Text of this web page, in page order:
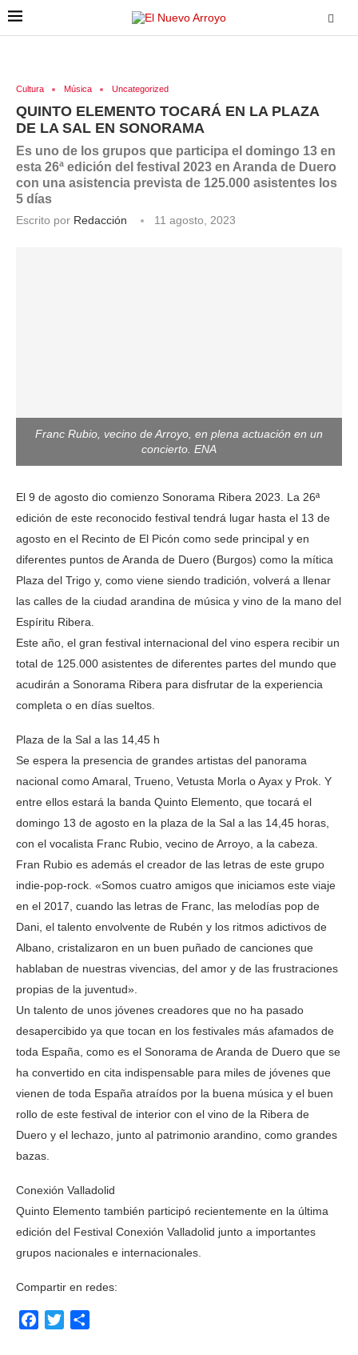
Cultura Música Uncategorized
QUINTO ELEMENTO TOCARÁ EN LA PLAZA
DE LA SAL EN SONORAMA
Es uno de los grupos que participa el domingo 13 en
esta 26ª edición del festival 2023 en Aranda de Duero
con una asistencia prevista de 125.000 asistentes los
5 días
Escrito por Redacción 11 agosto, 2023
Franc Rubio, vecino de Arroyo, en plena actuación en un
concierto. ENA
El 9 de agosto dio comienzo Sonorama Ribera 2023. La 26ª
edición de este reconocido festival tendrá lugar hasta el 13 de
agosto en el Recinto de El Picón como sede principal y en
diferentes puntos de Aranda de Duero (Burgos) como la mítica
Plaza del Trigo y, como viene siendo tradición, volverá a llenar
las calles de la ciudad arandina de música y vino de la mano del
Espíritu Ribera.
Este año, el gran festival internacional del vino espera recibir un
total de 125.000 asistentes de diferentes partes del mundo que
acudirán a Sonorama Ribera para disfrutar de la experiencia
completa o en días sueltos.
Plaza de la Sal a las 14,45 h
Se espera la presencia de grandes artistas del panorama
nacional como Amaral, Trueno, Vetusta Morla o Ayax y Prok. Y
entre ellos estará la banda Quinto Elemento, que tocará el
domingo 13 de agosto en la plaza de la Sal a las 14,45 horas,
con el vocalista Franc Rubio, vecino de Arroyo, a la cabeza.
Fran Rubio es además el creador de las letras de este grupo
indie-pop-rock. «Somos cuatro amigos que iniciamos este viaje
en el 2017, cuando las letras de Franc, las melodías pop de
Dani, el talento envolvente de Rubén y los ritmos adictivos de
Albano, cristalizaron en un buen puñado de canciones que
hablaban de nuestras vivencias, del amor y de las frustraciones
propias de la juventud».
Un talento de unos jóvenes creadores que no ha pasado
desapercibido ya que tocan en los festivales más afamados de
toda España, como es el Sonorama de Aranda de Duero que se
ha convertido en cita indispensable para miles de jóvenes que
vienen de toda España atraídos por la buena música y el buen
rollo de este festival de interior con el vino de la Ribera de
Duero y el lechazo, junto al patrimonio arandino, como grandes
bazas.
Conexión Valladolid
Quinto Elemento también participó recientemente en la última
edición del Festival Conexión Valladolid junto a importantes
grupos nacionales e internacionales.
Compartir en redes:
Facebook
Twitter